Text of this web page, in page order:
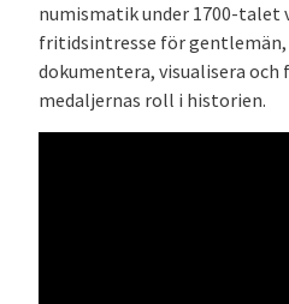
numismatik under 1700-talet
fritidsintresse för
dokumentera, visualisera
medaljernas roll i historien.